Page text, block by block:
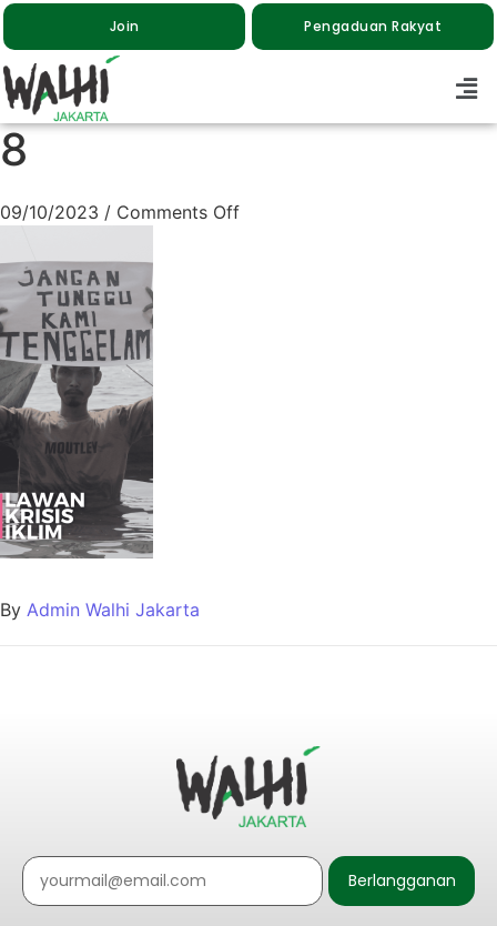
Join Pengaduan Rakyat
8
09/10/2023 / Comments Off
By Admin Walhi Jakarta
Berlangganan